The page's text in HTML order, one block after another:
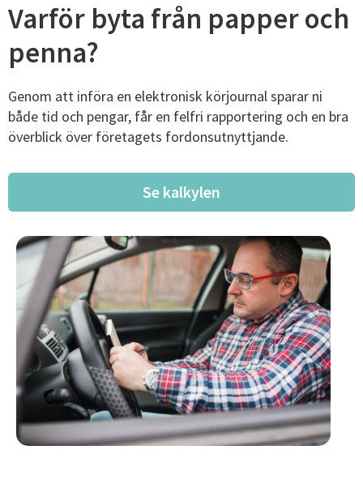
Varför byta från papper och
penna?
Genom att införa en elektronisk körjournal sparar ni
både tid och pengar, får en felfri rapportering och en bra
överblick över företagets fordonsutnyttjande.
Se kalkylen